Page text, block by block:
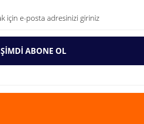
Gönder
ŞİMDİ ABONE OL